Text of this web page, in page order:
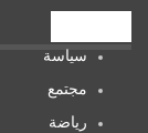
سياسة
مجتمع
رياضة